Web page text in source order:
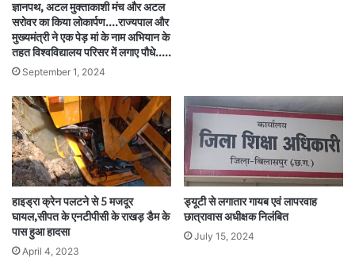
ज्ञानपथ, अटल मुक्ताकाशी मंच और अटल
सरोवर का किया लोकार्पण….राज्यपाल और
मुख्यमंत्री ने एक पेड़ मां के नाम अभियान के
तहत विश्वविद्यालय परिसर में लगाए पौधे..…
September 1, 2024
हाइड्रा क्रेन पलटने से 5 मजदूर
घायल,सीपत के एनटीपीसी के राखड़ डैम के
पास हुआ हादसा
April 4, 2023
ड्यूटी से लगातार गायब एवं लापरवाह
छात्रावास अधीक्षक निलंबित
July 15, 2024